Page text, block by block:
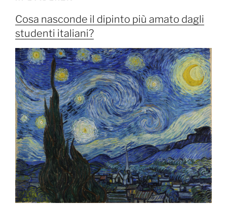
Cosa nasconde il dipinto più amato dagli
studenti italiani?